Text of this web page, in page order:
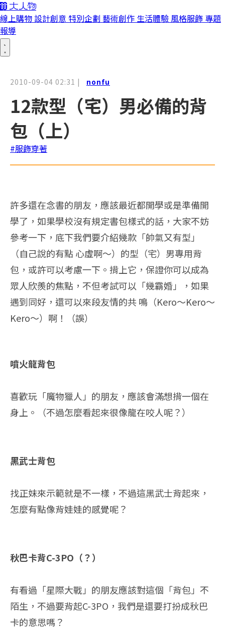
線上購物 設計創意 特別企劃 藝術創作 生活體驗 風格服飾 專題
報導
2010-09-04 02:31 | nonfu
12款型（宅）男必備的背
包（上）
#服飾穿著
許多還在念書的朋友，應該最近都開學或是準備開
學了，如果學校沒有規定書包樣式的話，大家不妨
參考一下，底下我們要介紹幾款「帥氣又有型」
（自己說的有點 心虛啊～）的型（宅）男專用背
包，或許可以考慮一下。揹上它，保證你可以成為
眾人欣羨的焦點，不但考試可以「幾霸婚」，如果
遇到同好，還可以來段友情的共 鳴（Kero～Kero～
Kero～）啊！（誤）
噴火龍背包
喜歡玩「魔物獵人」的朋友，應該會滿想揹一個在
身上。（不過怎麼看起來很像龍在咬人呢？）
黑武士背包
找正妹來示範就是不一樣，不過這黑武士背起來，
怎麼有點像背娃娃的感覺呢？
秋巴卡背C-3PO（？）
有看過「星際大戰」的朋友應該對這個「背包」不
陌生，不過要背起C-3PO，我們是還要打扮成秋巴
卡的意思嗎？